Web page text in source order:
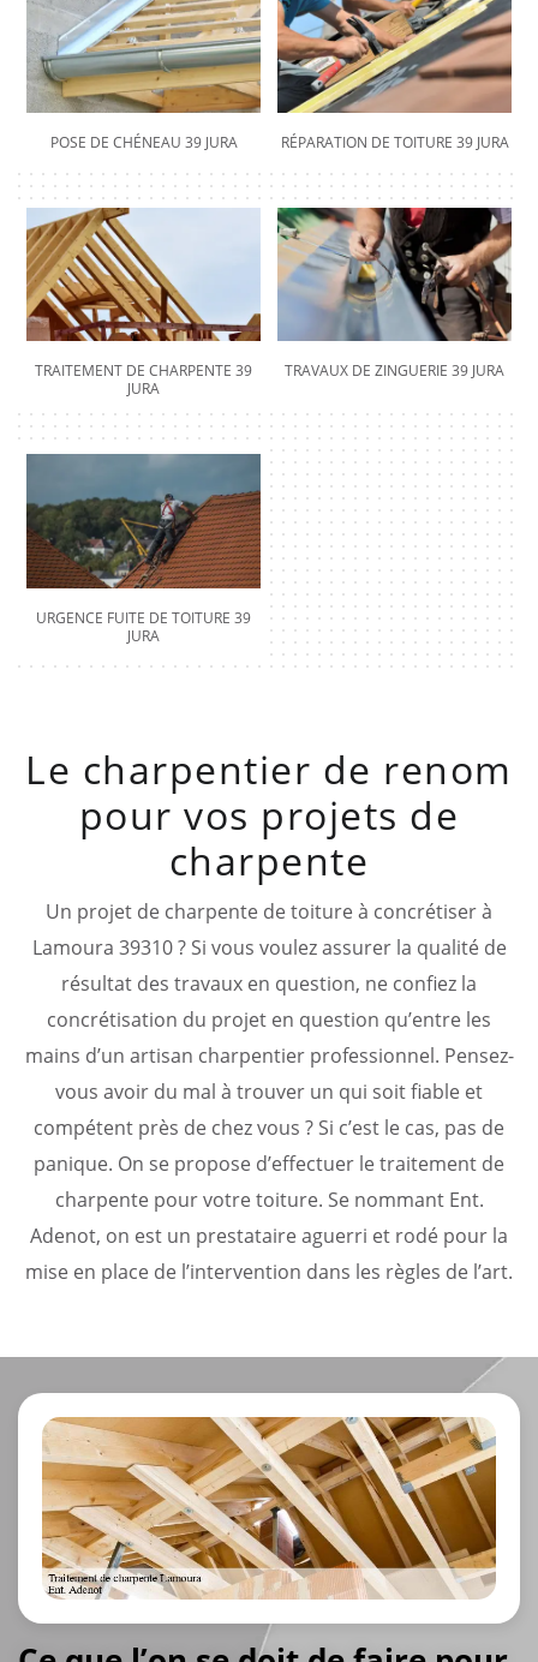
POSE DE CHÉNEAU 39 JURA RÉPARATION DE TOITURE 39 JURA
TRAITEMENT DE CHARPENTE 39
JURA
TRAVAUX DE ZINGUERIE 39 JURA
URGENCE FUITE DE TOITURE 39
JURA
Le charpentier de renom
pour vos projets de
charpente
Un projet de charpente de toiture à concrétiser à
Lamoura 39310 ? Si vous voulez assurer la qualité de
résultat des travaux en question, ne confiez la
concrétisation du projet en question qu’entre les
mains d’un artisan charpentier professionnel. Pensez-
vous avoir du mal à trouver un qui soit fiable et
compétent près de chez vous ? Si c’est le cas, pas de
panique. On se propose d’effectuer le traitement de
charpente pour votre toiture. Se nommant Ent.
Adenot, on est un prestataire aguerri et rodé pour la
mise en place de l’intervention dans les règles de l’art.